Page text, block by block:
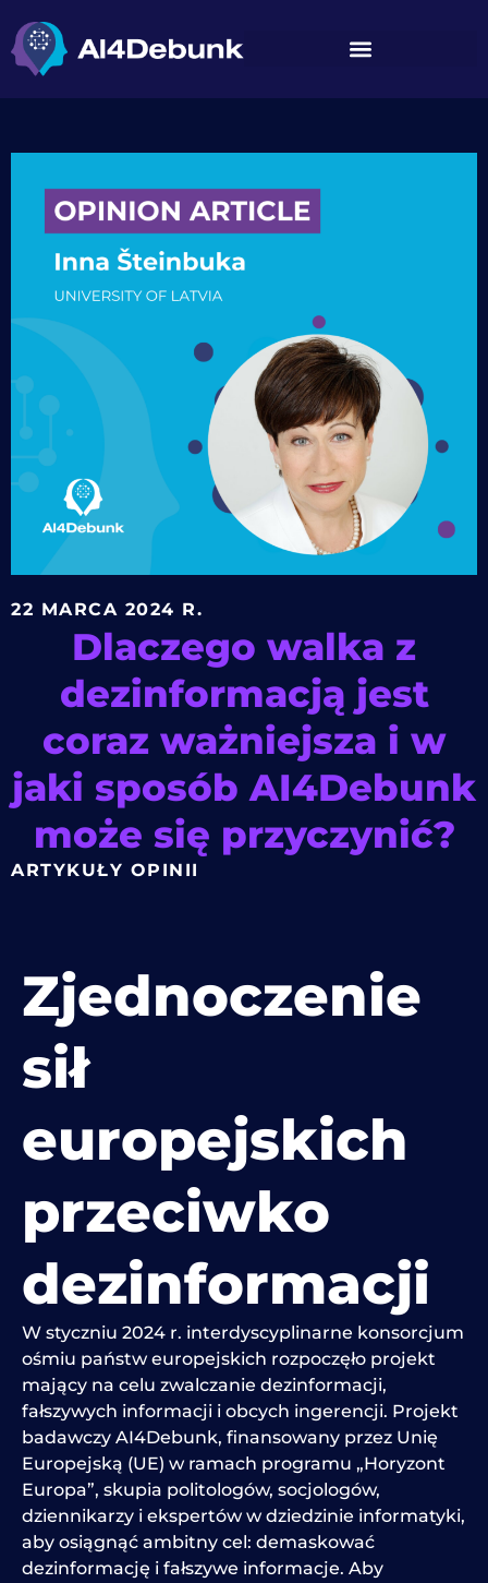
22 MARCA 2024 R.
Dlaczego walka z
dezinformacją jest
coraz ważniejsza i w
jaki sposób AI4Debunk
może się przyczynić?
ARTYKUŁY OPINII
Zjednoczenie
sił
europejskich
przeciwko
dezinformacji
W styczniu 2024 r. interdyscyplinarne konsorcjum
ośmiu państw europejskich rozpoczęło projekt
mający na celu zwalczanie dezinformacji,
fałszywych informacji i obcych ingerencji. Projekt
badawczy AI4Debunk, finansowany przez Unię
Europejską (UE) w ramach programu „Horyzont
Europa”, skupia politologów, socjologów,
dziennikarzy i ekspertów w dziedzinie informatyki,
aby osiągnąć ambitny cel: demaskować
dezinformację i fałszywe informacje. Aby